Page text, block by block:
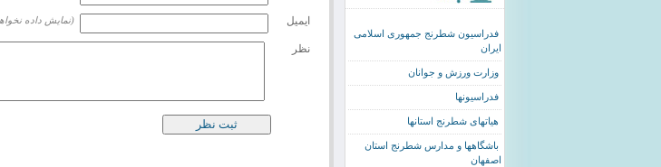
فدراسیون شطرنج جمهوری اسلامی
ایران
وزارت ورزش و جوانان
فدراسیونها
هیاتهای شطرنج استانها
باشگاهها و مدارس شطرنج استان
اصفهان
ایمیل (نمایش داده
نظر